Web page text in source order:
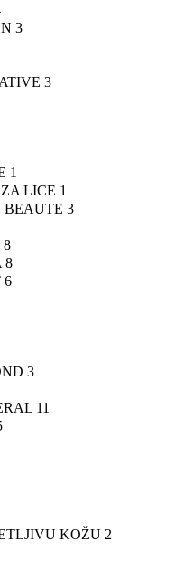
3
3
1
LICE 1
BEAUTE 3
8
8
6
3
11
KOŽU 2